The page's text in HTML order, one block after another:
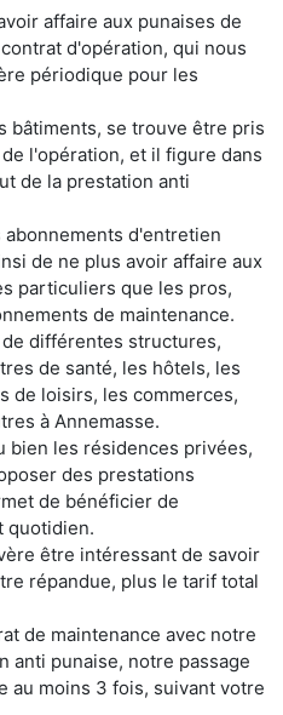
affaire aux punaises de
d'opération, qui nous
périodique pour les
bâtiments, se trouve être pris
l'opération, et il figure dans
de la prestation anti
d'entretien
de ne plus avoir affaire aux
particuliers que les pros,
de maintenance.
différentes structures,
de santé, les hôtels, les
de loisirs, les commerces,
à Annemasse.
bien les résidences privées,
des prestations
de bénéficier de
quotidien.
être intéressant de savoir
répandue, plus le tarif total
de maintenance avec notre
anti punaise, notre passage
au moins 3 fois, suivant votre